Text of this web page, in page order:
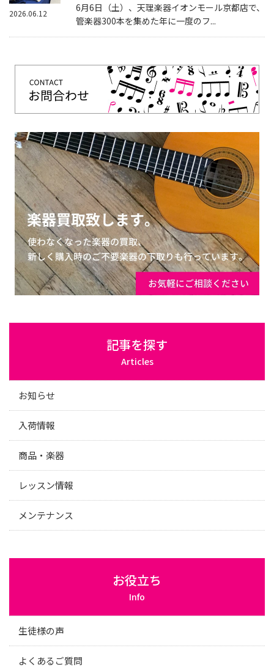
6月6日（土）、天理楽器イオンモール京都店で、
管楽器300本を集めた年に一度のフ...
2026.06.12
記事を探す
Articles
お知らせ
入荷情報
商品・楽器
レッスン情報
メンテナンス
お役立ち
Info
生徒様の声
よくあるご質問